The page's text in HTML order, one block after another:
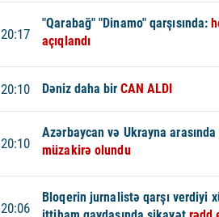
20:17
"Qarabağ" "Dinamo" qarşısında:
açıqlandı
20:10 Dəniz daha birCAN ALDI
20:10
Azərbaycan və Ukrayna
müzakirə olundu
20:06
Bloqerin jurnalistə qarşı verdiyi